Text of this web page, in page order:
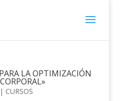
LA OPTIMIZACIÓN
| CURSOS